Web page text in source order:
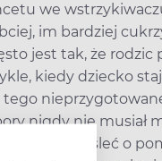
we
im bardziej
jest tak, że rodzic
kiedy dziecko
tego
nigdy nie musiał
musiał myśleć o